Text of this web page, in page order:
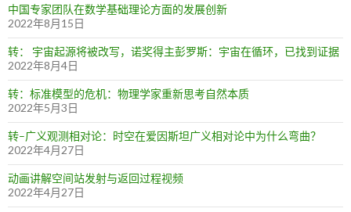
中国专家团队在数学基础理论方面的发展创新
2022年8月15日
转： 宇宙起源将被改写，诺奖得主彭罗斯：宇宙在循环，已找到证据
2022年8月4日
转：标准模型的危机：物理学家重新思考自然本质
2022年5月3日
转–广义观测相对论：时空在爱因斯坦广义相对论中为什么弯曲？
2022年4月27日
动画讲解空间站发射与返回过程视频
2022年4月27日